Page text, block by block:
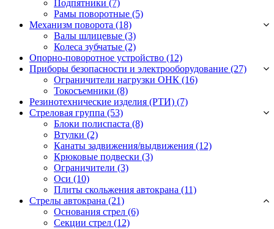
Подпятники (7)
Рамы поворотные (5)
Механизм поворота (18)
Валы шлицевые (3)
Колеса зубчатые (2)
Опорно-поворотное устройство (12)
Приборы безопасности и электрооборудование (27)
Ограничители нагрузки ОНК (16)
Токосъемники (8)
Резинотехнические изделия (РТИ) (7)
Стреловая группа (53)
Блоки полиспаста (8)
Втулки (2)
Канаты задвижения/выдвижения (12)
Крюковые подвески (3)
Ограничители (3)
Оси (10)
Плиты скольжения автокрана (11)
Стрелы автокрана (21)
Основания стрел (6)
Секции стрел (12)